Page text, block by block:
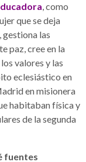
, como
que se deja
gestiona las
paz, cree en la
valores y las
eclesiástico en
en misionera
habitaban física y
de la segunda
fuentes